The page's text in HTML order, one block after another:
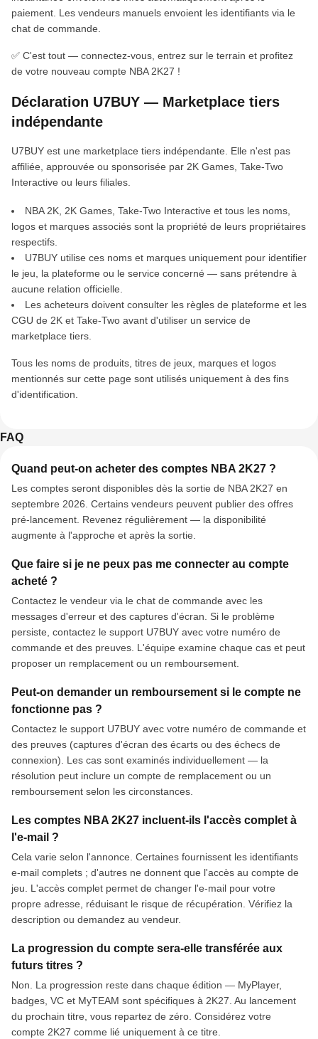
paiement. Les vendeurs manuels envoient les identifiants via le
chat de commande.
✅ C'est tout — connectez-vous, entrez sur le terrain et profitez
de votre nouveau compte NBA 2K27 !
Déclaration U7BUY — Marketplace tiers
indépendante
U7BUY est une marketplace tiers indépendante. Elle n'est pas
affiliée, approuvée ou sponsorisée par 2K Games, Take-Two
Interactive ou leurs filiales.
NBA 2K, 2K Games, Take-Two Interactive et tous les noms,
logos et marques associés sont la propriété de leurs propriétaires
respectifs.
U7BUY utilise ces noms et marques uniquement pour identifier
le jeu, la plateforme ou le service concerné — sans prétendre à
aucune relation officielle.
Les acheteurs doivent consulter les règles de plateforme et les
CGU de 2K et Take-Two avant d'utiliser un service de
marketplace tiers.
Tous les noms de produits, titres de jeux, marques et logos
mentionnés sur cette page sont utilisés uniquement à des fins
d'identification.
FAQ
Quand peut-on acheter des comptes NBA 2K27 ?
Les comptes seront disponibles dès la sortie de NBA 2K27 en
septembre 2026. Certains vendeurs peuvent publier des offres
pré-lancement. Revenez régulièrement — la disponibilité
augmente à l'approche et après la sortie.
Que faire si je ne peux pas me connecter au compte
acheté ?
Contactez le vendeur via le chat de commande avec les
messages d'erreur et des captures d'écran. Si le problème
persiste, contactez le support U7BUY avec votre numéro de
commande et des preuves. L'équipe examine chaque cas et peut
proposer un remplacement ou un remboursement.
Peut-on demander un remboursement si le compte ne
fonctionne pas ?
Contactez le support U7BUY avec votre numéro de commande et
des preuves (captures d'écran des écarts ou des échecs de
connexion). Les cas sont examinés individuellement — la
résolution peut inclure un compte de remplacement ou un
remboursement selon les circonstances.
Les comptes NBA 2K27 incluent-ils l'accès complet à
l'e-mail ?
Cela varie selon l'annonce. Certaines fournissent les identifiants
e-mail complets ; d'autres ne donnent que l'accès au compte de
jeu. L'accès complet permet de changer l'e-mail pour votre
propre adresse, réduisant le risque de récupération. Vérifiez la
description ou demandez au vendeur.
La progression du compte sera-elle transférée aux
futurs titres ?
Non. La progression reste dans chaque édition — MyPlayer,
badges, VC et MyTEAM sont spécifiques à 2K27. Au lancement
du prochain titre, vous repartez de zéro. Considérez votre
compte 2K27 comme lié uniquement à ce titre.